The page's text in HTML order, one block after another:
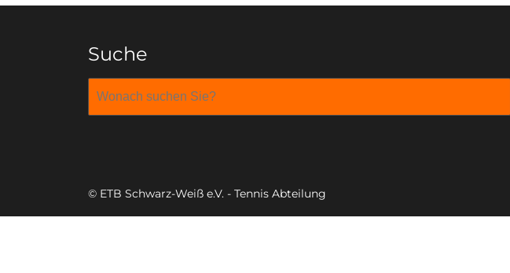
Suche
© ETB Schwarz-Weiß e.V. - Tennis Abteilung